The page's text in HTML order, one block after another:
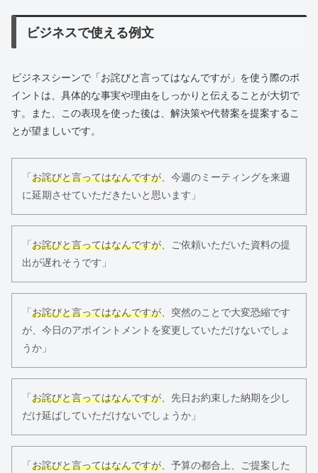
ビジネスで使える例文
ビジネスシーンで「お詫びと言ってはなんですが」を使う際のポ
イントは、具体的な事実や理由をしっかりと伝えることが大切で
す。また、この表現を使った後は、解決策や代替案を提案するこ
とが望ましいです。
「 お詫びと言ってはなんですが、今週のミーティングを来週
に延期させていただきたいと思います」
「 お詫びと言ってはなんですが、ご依頼いただいた資料の提
出が遅れそうです」
「 お詫びと言ってはなんですが、突然のことで大変恐縮です
が、今日のアポイントメントを変更していただけないでしょ
うか」
「 お詫びと言ってはなんですが、先日お約束した納期を少し
だけ延ばしていただけないでしょうか」
「 お詫びと言ってはなんですが、予算の都合上、ご提案した